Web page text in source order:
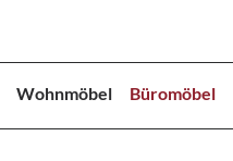
Wohnmöbel Büromöbel